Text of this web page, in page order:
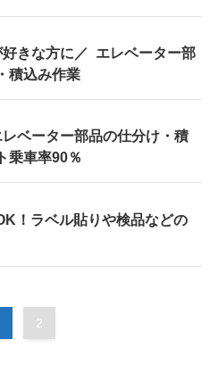
きな方に／ エレベーター部
積込み作業
レベーター部品の仕分け・積
乗車率90％
！ラベル貼りや検品などの
2